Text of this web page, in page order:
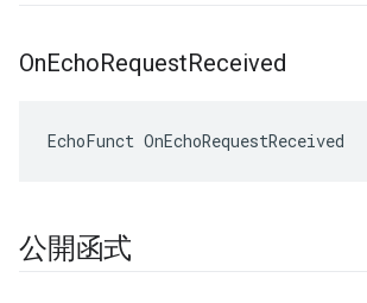
OnEchoRequestReceived
EchoFunct OnEchoRequestReceived
公開函式